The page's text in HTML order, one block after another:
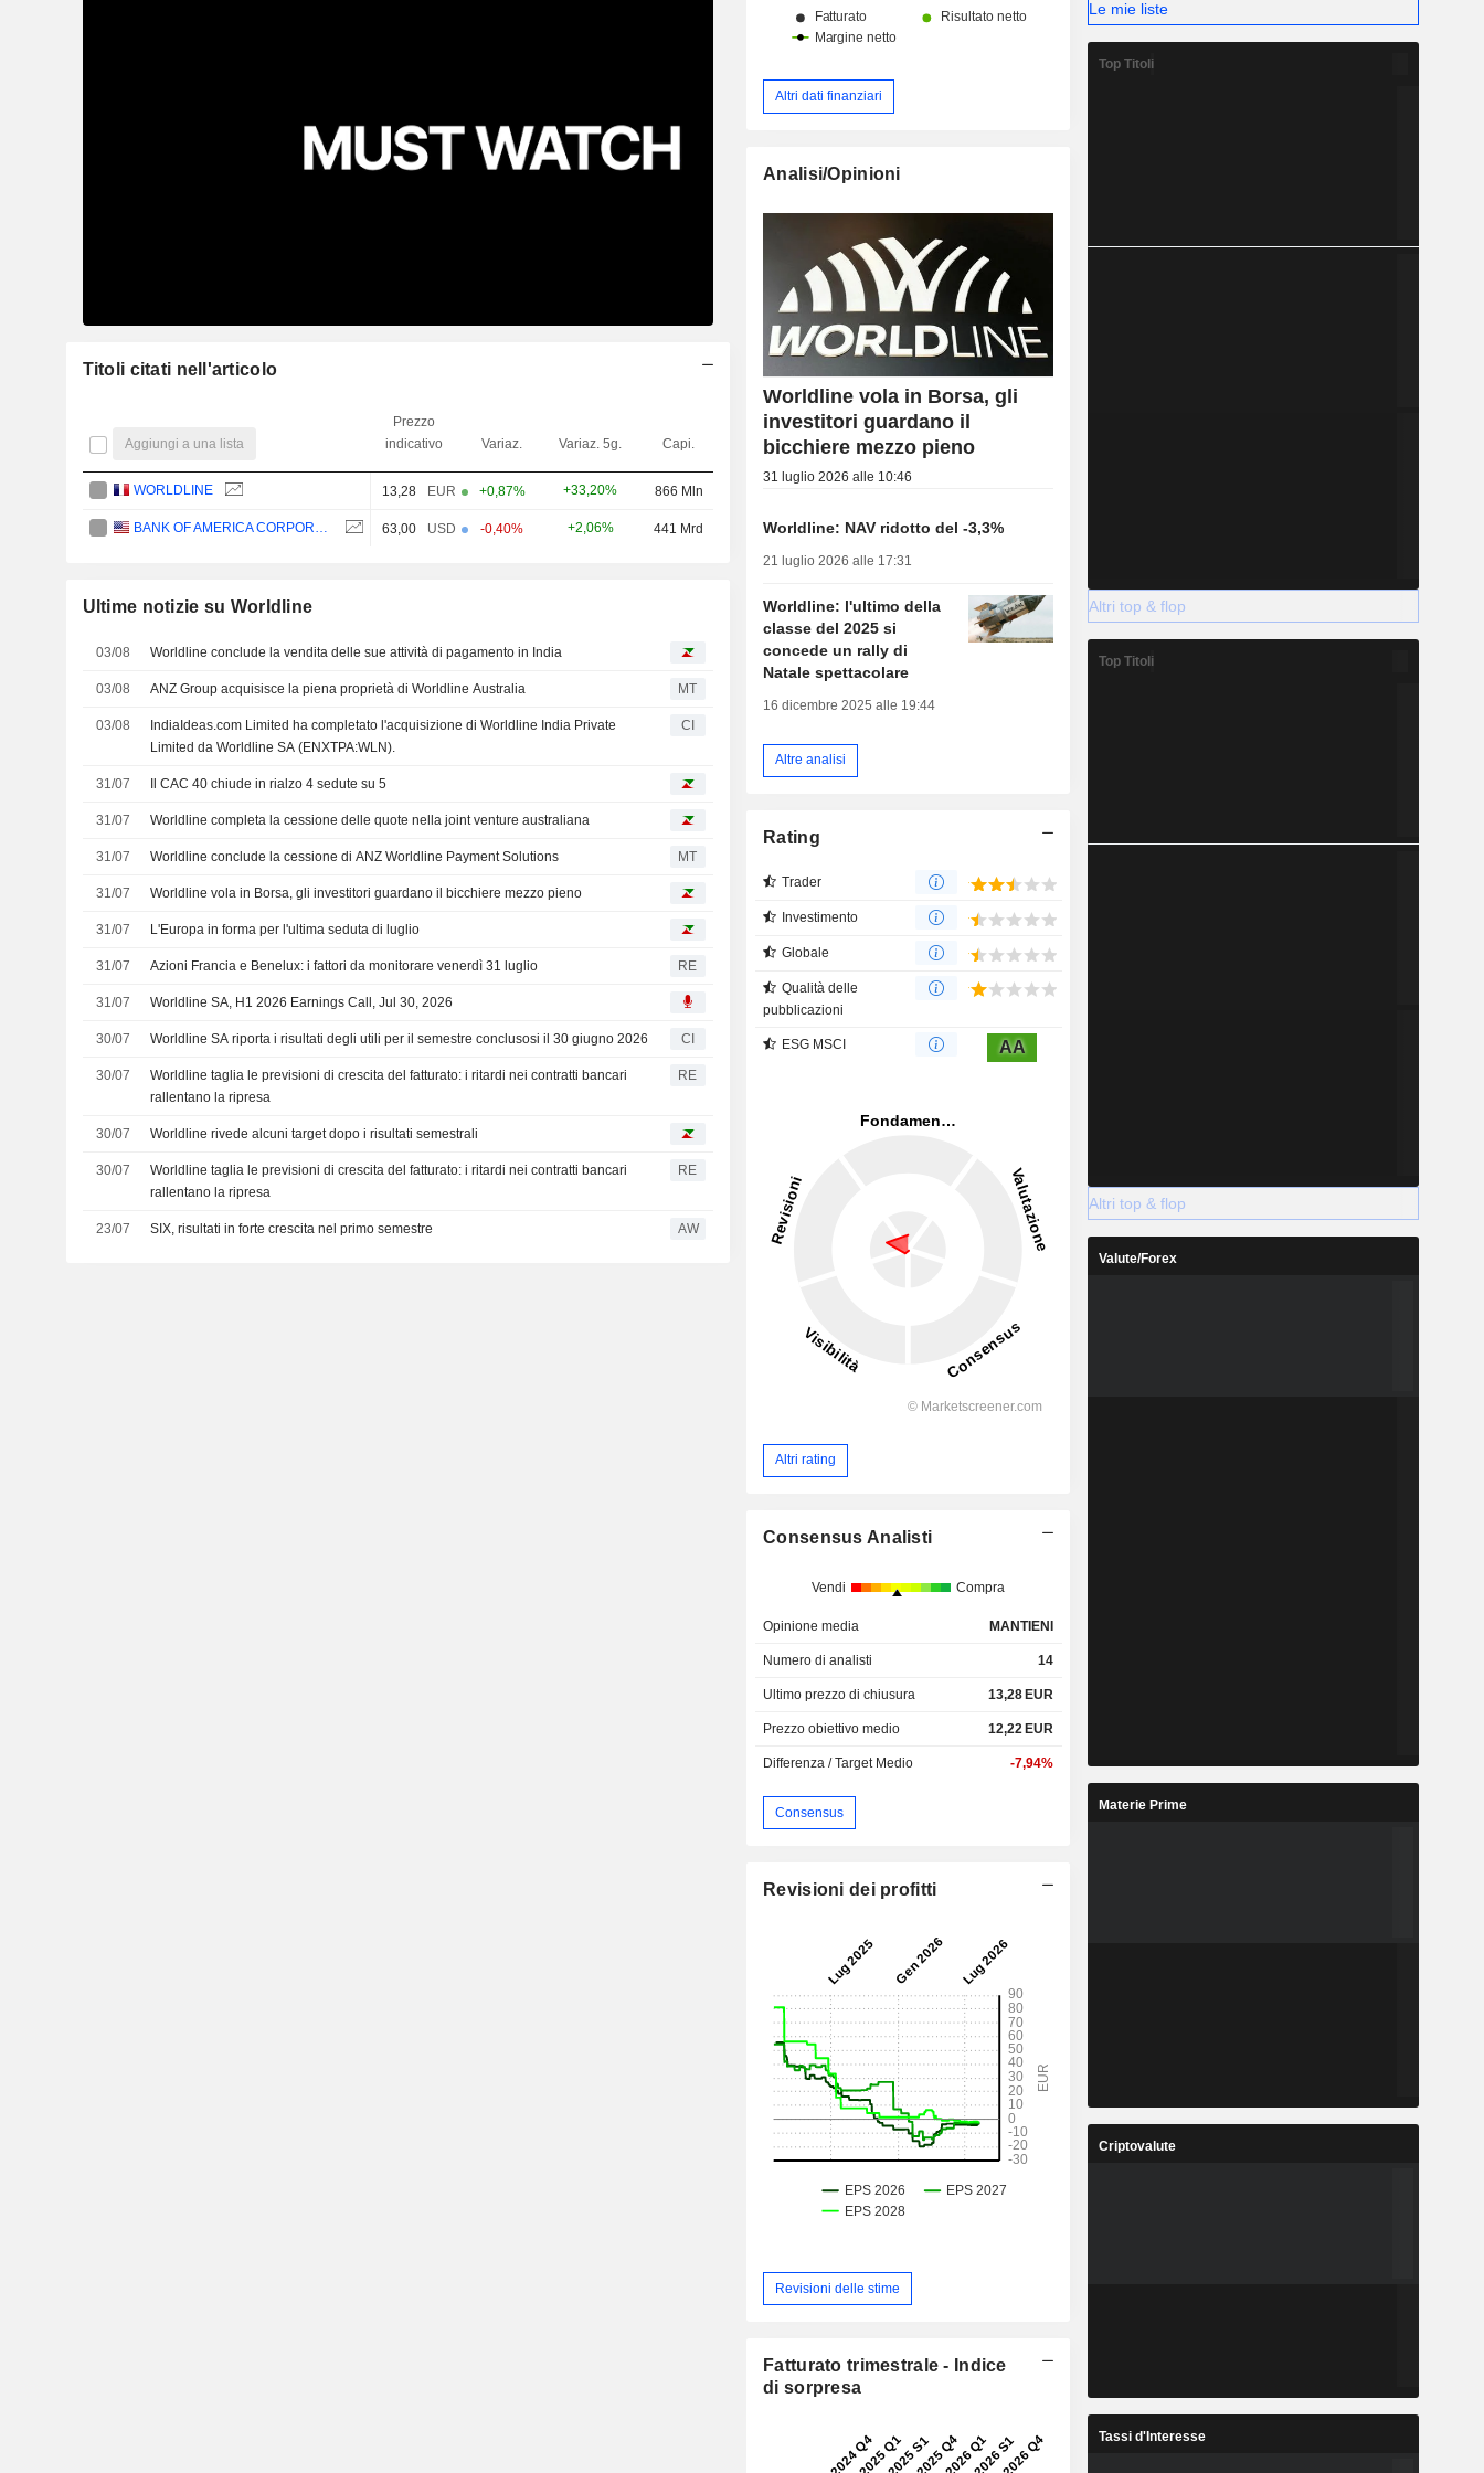
Titoli citati nell'articolo
Aggiungi a una lista
Prezzo
indicativo
Variaz. Variaz. 5g. Capi.
WORLDLINE 13,28 EUR +0,87% +33,20% 866 Mln
BANK OF AMERICA CORPORATION 63,00 USD -0,40% +2,06% 441 Mrd
Ultime notizie su Worldline
03/08 Worldline conclude la vendita delle sue attività di pagamento in India
03/08 ANZ Group acquisisce la piena proprietà di Worldline Australia MT
03/08
IndiaIdeas.com Limited ha completato l'acquisizione di Worldline India Private
Limited da Worldline SA (ENXTPA:WLN).
CI
31/07 Il CAC 40 chiude in rialzo 4 sedute su 5
31/07 Worldline completa la cessione delle quote nella joint venture australiana
31/07 Worldline conclude la cessione di ANZ Worldline Payment Solutions MT
31/07 Worldline vola in Borsa, gli investitori guardano il bicchiere mezzo pieno
31/07 L'Europa in forma per l'ultima seduta di luglio
31/07 Azioni Francia e Benelux: i fattori da monitorare venerdì 31 luglio RE
31/07 Worldline SA, H1 2026 Earnings Call, Jul 30, 2026
30/07 Worldline SA riporta i risultati degli utili per il semestre conclusosi il 30 giugno 2026 CI
30/07
Worldline taglia le previsioni di crescita del fatturato: i ritardi nei contratti bancari
rallentano la ripresa
RE
30/07 Worldline rivede alcuni target dopo i risultati semestrali
30/07
Worldline taglia le previsioni di crescita del fatturato: i ritardi nei contratti bancari
rallentano la ripresa
RE
23/07 SIX, risultati in forte crescita nel primo semestre AW
Altri dati finanziari
Analisi/Opinioni
Worldline vola in Borsa, gli
investitori guardano il
bicchiere mezzo pieno
31 luglio 2026 alle 10:46
Worldline: NAV ridotto del -3,3%
21 luglio 2026 alle 17:31
Worldline: l'ultimo della
classe del 2025 si
concede un rally di
Natale spettacolare
16 dicembre 2025 alle 19:44
Altre analisi
Rating
Trader
Investimento
Globale
Qualità delle
pubblicazioni
ESG MSCI AA
Altri rating
Consensus Analisti
Vendi Compra
Opinione media MANTIENI
Numero di analisti 14
Ultimo prezzo di chiusura 13,28 EUR
Prezzo obiettivo medio 12,22 EUR
Differenza / Target Medio -7,94%
Consensus
Revisioni dei profitti
Revisioni delle stime
Fatturato trimestrale - Indice
di sorpresa
Le mie liste
Top Titoli
Altri top & flop
Top Titoli
Altri top & flop
Valute/Forex
Materie Prime
Criptovalute
Tassi d'Interesse